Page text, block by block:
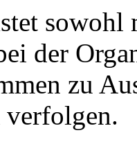
sowohl
der
zu